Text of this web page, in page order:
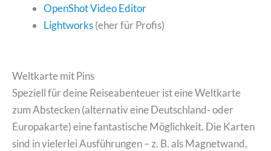
OpenShot Video Editor
Lightworks(eher für Profis)
Weltkarte mit Pins
Speziell für deine Reiseabenteuer ist eine Weltkarte
zum Abstecken (alternativ eine Deutschland- oder
Europakarte) eine fantastische Möglichkeit. Die Karten
sind in vielerlei Ausführungen – z. B. als Magnetwand,